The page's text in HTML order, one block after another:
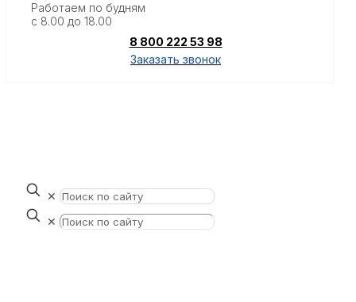
Работаем по будням
с 8.00 до 18.00
8 800 222 53 98
Заказать звонок
✕
✕